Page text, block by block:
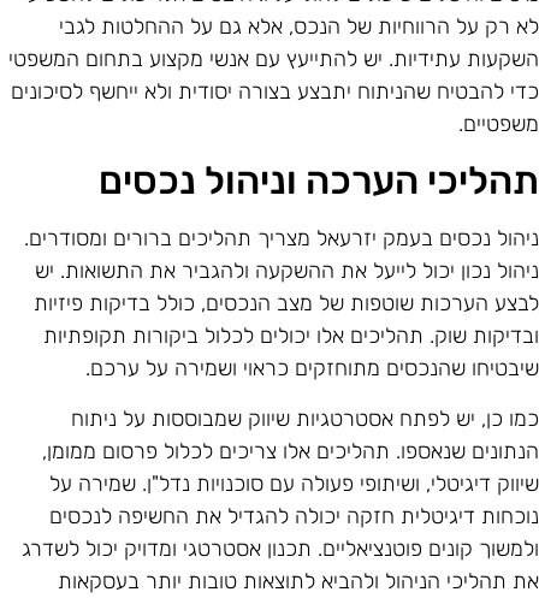
רק על הרווחיות של הנכס, אלא גם על ההחלטות לגבי
עתידיות. יש להתייעץ עם אנשי מקצוע בתחום המשפטי
להבטיח שהניתוח יתבצע בצורה יסודית ולא ייחשף לסיכונים
הערכה וניהול נכסים
נכסים בעמק יזרעאל מצריך תהליכים ברורים ומסודרים.
נכון יכול לייעל את ההשקעה ולהגביר את התשואות. יש
הערכות שוטפות של מצב הנכסים, כולל בדיקות פיזיות
שוק. תהליכים אלו יכולים לכלול ביקורות תקופתיות
שהנכסים מתוחזקים כראוי ושמירה על ערכם.
כן, יש לפתח אסטרטגיות שיווק שמבוססות על ניתוח
שנאספו. תהליכים אלו צריכים לכלול פרסום ממומן,
דיגיטלי, ושיתופי פעולה עם סוכנויות נדל"ן. שמירה על
דיגיטלית חזקה יכולה להגדיל את החשיפה לנכסים
קונים פוטנציאליים. תכנון אסטרטגי ומדויק יכול לשדרג
תהליכי הניהול ולהביא לתוצאות טובות יותר בעסקאות